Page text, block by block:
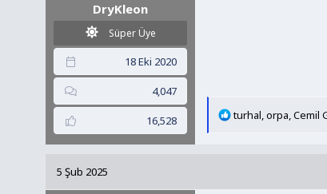
DryKleon
Süper Üye
18 Eki 2020
4,047
16,528
T
turhal,orpa,Cemil
5 Şub 2025